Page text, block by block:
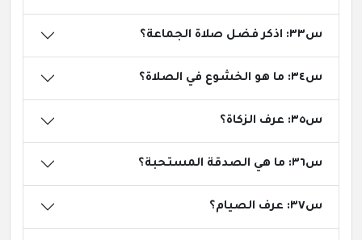
س٣٣: اذكر فضل صلاة الجماعة؟
س٣٤: ما هو الخشوع في الصلاة؟
س٣٥: عرف الزكاة؟
س٣٦: ما هي الصدقة المستحبة؟
س٣٧: عرف الصيام؟